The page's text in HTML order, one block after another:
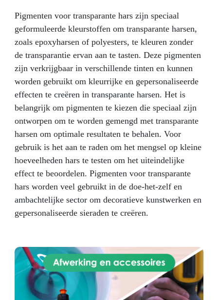
Pigmenten voor transparante hars zijn speciaal
geformuleerde kleurstoffen om transparante harsen,
zoals epoxyharsen of polyesters, te kleuren zonder
de transparantie ervan aan te tasten. Deze pigmenten
zijn verkrijgbaar in verschillende tinten en kunnen
worden gebruikt om kleurrijke en gepersonaliseerde
effecten te creëren in transparante harsen. Het is
belangrijk om pigmenten te kiezen die speciaal zijn
ontworpen om te worden gemengd met transparante
harsen om optimale resultaten te behalen. Voor
gebruik is het aan te raden om het mengsel op kleine
hoeveelheden hars te testen om het uiteindelijke
effect te beoordelen. Pigmenten voor transparante
hars worden veel gebruikt in de doe-het-zelf en
ambachtelijke sector om decoratieve kunstwerken en
gepersonaliseerde sieraden te creëren.